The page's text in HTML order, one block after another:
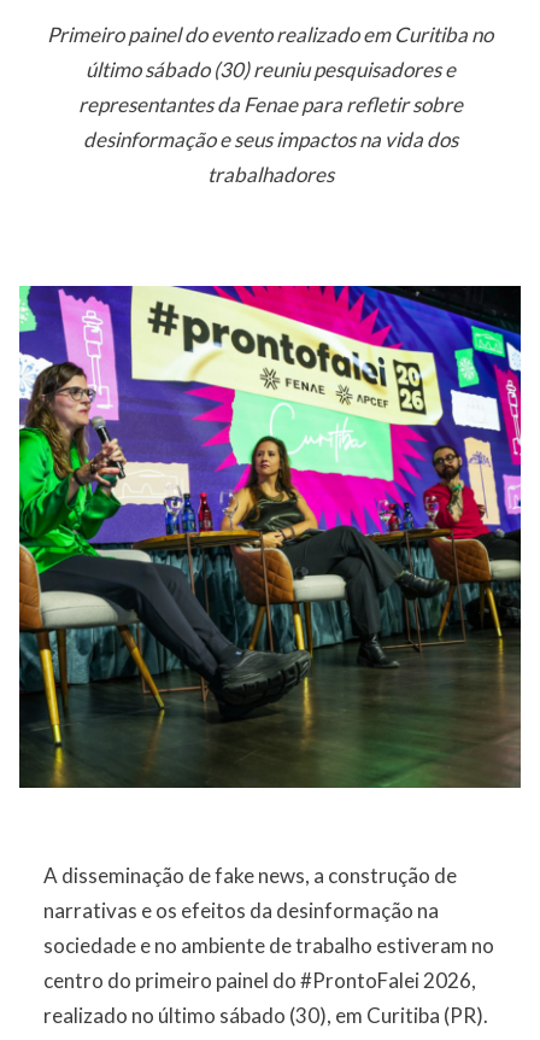
Primeiro painel do evento realizado em Curitiba no
último sábado (30) reuniu pesquisadores e
representantes da Fenae para refletir sobre
desinformação e seus impactos na vida dos
trabalhadores
A disseminação de fake news, a construção de
narrativas e os efeitos da desinformação na
sociedade e no ambiente de trabalho estiveram no
centro do primeiro painel do #ProntoFalei 2026,
realizado no último sábado (30), em Curitiba (PR).